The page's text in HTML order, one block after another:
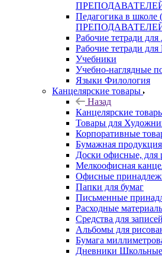
Педагогика в
Рабочие тетради
Рабочие тетради
Учебники
Учебно-наглядные
Языки Филология
Канцелярские товары
Назад
Канцелярские
Товары для
Корпоративные
Бумажная
Доски офисные, для
Мелкоофисная
Офисные
Папки для бумаг
Письменные
Расходные
Средства для записей
Альбомы для
Бумага
Дневники Школьные